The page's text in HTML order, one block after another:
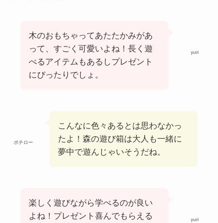
yuri
木のおもちゃってあたたかみがあ
って、すごく可愛いよね！長く遊
べるアイテムもあるしプレゼント
にぴったりでしょ。
ポチロー
こんなに色々あるとは思わなかっ
たよ！森の遊び箱は大人も一緒に
夢中で遊んじゃいそうだね。
yuri
楽しく遊びながら学べるのが良い
よね！プレゼント喜んでもらえる